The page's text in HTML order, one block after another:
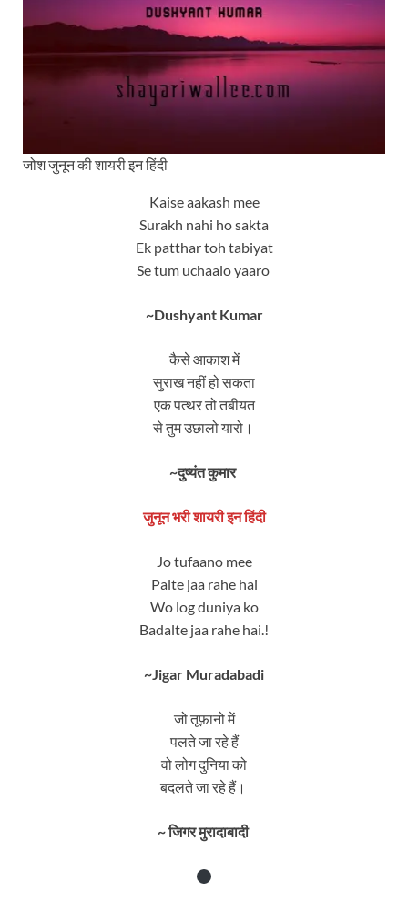
जोश जुनून की शायरी इन हिंदी
Kaise aakash mee
Surakh nahi ho sakta
Ek patthar toh tabiyat
Se tum uchaalo yaaro
~Dushyant Kumar
कैसे आकाश में
सुराख नहीं हो सकता
एक पत्थर तो तबीयत
से तुम उछालो यारो।
~दुष्यंत कुमार
जुनून भरी शायरी इन हिंदी
Jo tufaano mee
Palte jaa rahe hai
Wo log duniya ko
Badalte jaa rahe hai.!
~Jigar Muradabadi
जो तूफ़ानो में
पलते जा रहे हैं
वो लोग दुनिया को
बदलते जा रहे हैं।
~ जिगर मुरादाबादी